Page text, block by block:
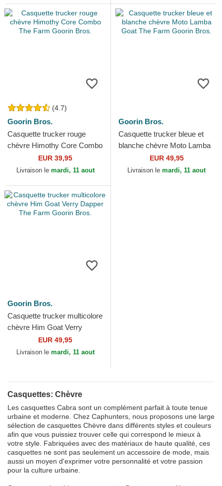
(4.7)
Goorin Bros.
Casquette trucker rouge
chèvre Himothy Core Combo
The Farm Goorin Bros.
EUR 39,95
Livraison le mardi, 11 aout
Goorin Bros.
Casquette trucker bleue et
blanche chèvre Moto Lamba
Goat The Farm Goorin Bros.
EUR 49,95
Livraison le mardi, 11 aout
Goorin Bros.
Casquette trucker multicolore
chèvre Him Goat Verry
Dapper The Farm Goorin
Bros.
EUR 49,95
Livraison le mardi, 11 aout
Casquettes: Chèvre
Les casquettes Cabra sont un complément parfait à toute tenue
urbaine et moderne. Chez Caphunters, nous proposons une large
sélection de casquettes Chèvre dans différents styles et couleurs
afin que vous puissiez trouver celle qui correspond le mieux à
votre style. Fabriquées avec des matériaux de haute qualité, ces
casquettes ne sont pas seulement un accessoire de mode, mais
aussi un moyen d'exprimer votre personnalité et votre passion
pour la culture urbaine.